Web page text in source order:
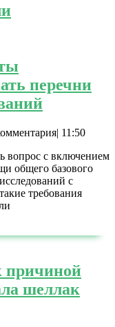
перечни
| 11:50
вопрос с включением
общего ба­зового
с
требования
причиной
шеллак